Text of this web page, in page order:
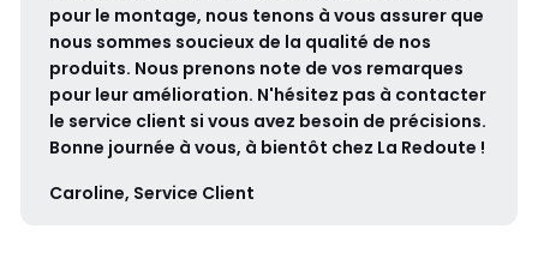
pour le montage, nous tenons à vous assurer que
nous sommes soucieux de la qualité de nos
produits. Nous prenons note de vos remarques
pour leur amélioration. N'hésitez pas à contacter
le service client si vous avez besoin de précisions.
Bonne journée à vous, à bientôt chez La Redoute !
Caroline, Service Client